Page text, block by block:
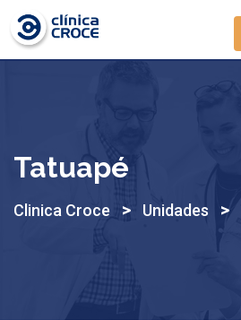
Tatuapé
Clinica Croce > Unidades >